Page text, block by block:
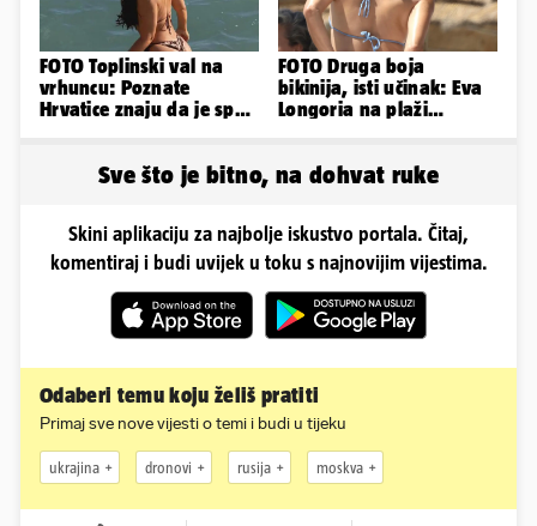
FOTO Toplinski val na
vrhuncu: Poznate
Hrvatice znaju da je spas
FOTO Druga boja
bikinija, isti učinak: Eva
Longoria na plaži
Sve što je bitno, na dohvat ruke
Skini aplikaciju za najbolje iskustvo portala. Čitaj,
komentiraj i budi uvijek u toku s najnovijim vijestima.
Odaberi temu koju želiš pratiti
Primaj sve nove vijesti o temi i budi u tijeku
ukrajina dronovi rusija moskva